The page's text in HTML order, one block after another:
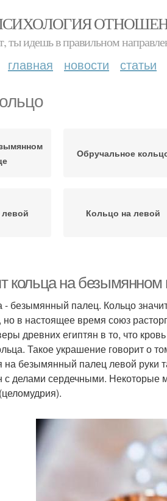
ты идешь в правильном
главная новости статьи
Обручальное
Кольцо на левой
кольца на
- безымянный палец. Кольцо
но в настоящее время союз
древних египтян в то, что
Такое украшение говорит о
на безымянный палец левой
с делами сердечными.